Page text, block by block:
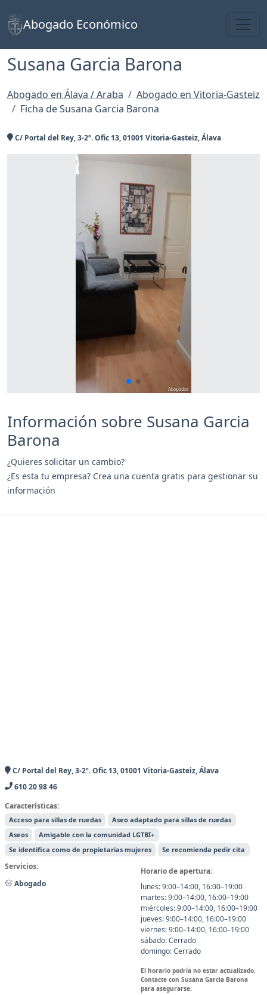
Abogado Económico
Susana Garcia Barona
Abogado en Álava / Araba
Abogado en Vitoria-Gasteiz
Ficha de Susana Garcia Barona
C/ Portal del Rey, 3-2º. Ofic 13, 01001 Vitoria-Gasteiz, Álava
Información sobre Susana Garcia
Barona
¿Quieres solicitar un cambio?
¿Es esta tu empresa? Crea una cuenta gratis para gestionar su
información
C/ Portal del Rey, 3-2º. Ofic 13, 01001 Vitoria-Gasteiz, Álava
610 20 98 46
Características:
Acceso para sillas de ruedas
Aseo adaptado para sillas de ruedas
Aseos
Amigable con la comunidad LGTBI+
Se identifica como de propietarias mujeres
Se recomienda pedir cita
Servicios:
Abogado
Horario de apertura:
lunes: 9:00–14:00, 16:00–19:00
martes: 9:00–14:00, 16:00–19:00
miércoles: 9:00–14:00, 16:00–19:00
jueves: 9:00–14:00, 16:00–19:00
viernes: 9:00–14:00, 16:00–19:00
sábado: Cerrado
domingo: Cerrado
El horario podría no estar actualizado.
Contacte con Susana Garcia Barona
para asegurarse.